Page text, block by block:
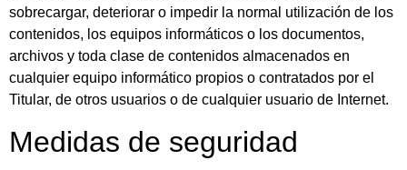
sobrecargar, deteriorar o impedir la normal utilización de los
contenidos, los equipos informáticos o los documentos,
archivos y toda clase de contenidos almacenados en
cualquier equipo informático propios o contratados por el
Titular, de otros usuarios o de cualquier usuario de Internet.
Medidas de seguridad